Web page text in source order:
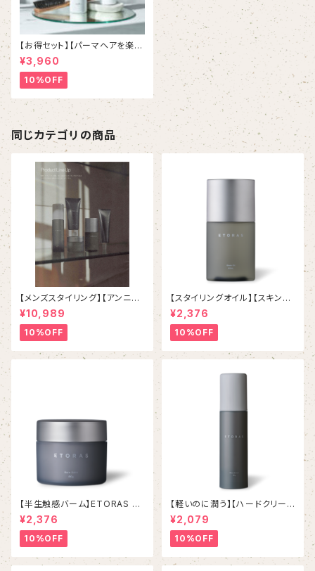
【お得セット】【パーマヘアを楽チ
ンスタイリング】N. STTLING F
OAM 200g N. スタイリング
フォーム「ルーズカール＆バウン
スウェーブ」
¥3,960
10%OFF
同じカテゴリの商品
【メンズスタイリング】【アンニュ
イスタイリング】 HOYU ET
ORAS シリーズ ５本フルセット
¥10,989
10%OFF
【スタイリングオイル】【スキンケ
アオイル】ETORAS Glaze Oil
エトラス グレイズオイル 8
0mL / 2,640 YEN
¥2,376
10%OFF
【半生触感バーム】ETORAS Ra
re Balm エトラスレアバー
ム 80g
¥2,376
10%OFF
【軽いのに潤う】【ハードクリーム
ワックス】ETORAS Move Ser
um エトラス ムーブセラム
90g / 2,310 YEN
¥2,079
10%OFF